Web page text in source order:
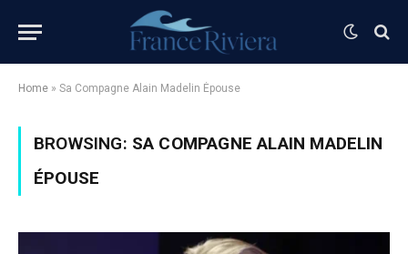
Home » Sa Compagne Alain Madelin Épouse
BROWSING: SA COMPAGNE ALAIN MADELIN
ÉPOUSE